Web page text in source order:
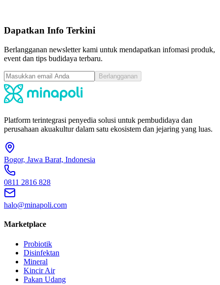
Dapatkan Info Terkini
Berlangganan newsletter kami untuk mendapatkan infomasi produk,
event dan tips budidaya terbaru.
Berlangganan
Platform terintegrasi penyedia solusi untuk pembudidaya dan
perusahaan akuakultur dalam satu ekosistem dan jejaring yang luas.
Bogor, Jawa Barat, Indonesia
0811 2816 828
halo@minapoli.com
Marketplace
Probiotik
Disinfektan
Mineral
Kincir Air
Pakan Udang